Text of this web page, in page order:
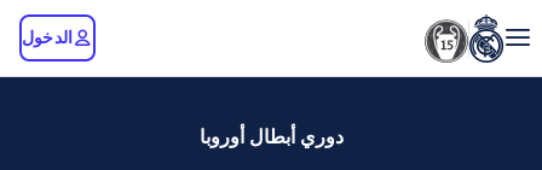
الدخول
دوري أبطال أوروبا